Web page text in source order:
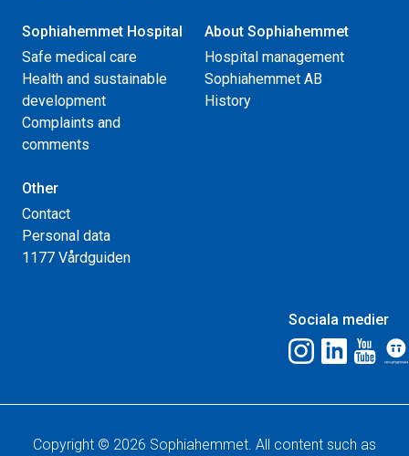
Sophiahemmet Hospital
Safe medical care
Health and sustainable
development
Complaints and
comments
About Sophiahemmet
Hospital management
Sophiahemmet AB
History
Other
Contact
Personal data
1177 Vårdguiden
Sociala medier
Copyright © 2026 Sophiahemmet. All content such as